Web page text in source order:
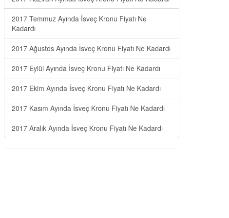
2017 Temmuz Ayında İsveç Kronu Fiyatı Ne
Kadardı
2017 Ağustos Ayında İsveç Kronu Fiyatı Ne Kadardı
2017 Eylül Ayında İsveç Kronu Fiyatı Ne Kadardı
2017 Ekim Ayında İsveç Kronu Fiyatı Ne Kadardı
2017 Kasım Ayında İsveç Kronu Fiyatı Ne Kadardı
2017 Aralık Ayında İsveç Kronu Fiyatı Ne Kadardı